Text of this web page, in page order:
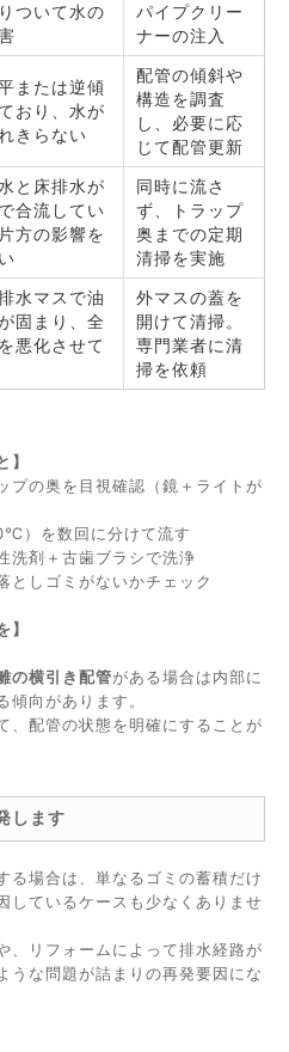
ついて水の
パイプクリー
ナーの注入
または逆傾
おり、水が
きらない
配管の傾斜や
構造を調査
し、必要に応
じて配管更新
と床排水が
合流してい
方の影響を
同時に流さ
ず、トラップ
奥までの定期
清掃を実施
水マスで油
固まり、全
悪化させて
外マスの蓋を
開けて清掃。
専門業者に清
掃を依頼
】
プの奥を目視確認（鏡＋ライトが
）を数回に分けて流す
洗剤＋古歯ブラシで洗浄
としゴミがないかチェック
】
の横引き配管がある場合は内部に
向があります。
、配管の状態を明確にすることが
します
る場合は、単なるゴミの蓄積だけ
しているケースも少なくありませ
、リフォームによって排水経路が
うな問題が詰まりの再発要因にな